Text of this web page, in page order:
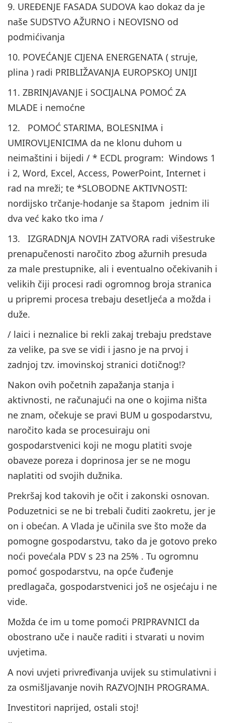
9. UREĐENJE FASADA SUDOVA kao dokaz da je
naše SUDSTVO AŽURNO i NEOVISNO od
podmićivanja
10. POVEĆANJE CIJENA ENERGENATA ( struje,
plina ) radi PRIBLIŽAVANJA EUROPSKOJ UNIJI
11. ZBRINJAVANJE i SOCIJALNA POMOĆ ZA
MLADE i nemoćne
12. POMOĆ STARIMA, BOLESNIMA i
UMIROVLJENICIMA da ne klonu duhom u
neimaštini i bijedi / * ECDL program: Windows 1
i 2, Word, Excel, Access, PowerPoint, Internet i
rad na mreži; te *SLOBODNE AKTIVNOSTI:
nordijsko trčanje-hodanje sa štapom jednim ili
dva već kako tko ima /
13. IZGRADNJA NOVIH ZATVORA radi višestruke
prenapučenosti naročito zbog ažurnih presuda
za male prestupnike, ali i eventualno očekivanih i
velikih čiji procesi radi ogromnog broja stranica
u pripremi procesa trebaju desetljeća a možda i
duže.
/ laici i neznalice bi rekli zakaj trebaju predstave
za velike, pa sve se vidi i jasno je na prvoj i
zadnjoj tzv. imovinskoj stranici dotičnog!?
Nakon ovih početnih zapažanja stanja i
aktivnosti, ne računajući na one o kojima ništa
ne znam, očekuje se pravi BUM u gospodarstvu,
naročito kada se procesuiraju oni
gospodarstvenici koji ne mogu platiti svoje
obaveze poreza i doprinosa jer se ne mogu
naplatiti od svojih dužnika.
Prekršaj kod takovih je očit i zakonski osnovan.
Poduzetnici se ne bi trebali čuditi zaokretu, jer je
on i obećan. A Vlada je učinila sve što može da
pomogne gospodarstvu, tako da je gotovo preko
noći povećala PDV s 23 na 25% . Tu ogromnu
pomoć gospodarstvu, na opće čuđenje
predlagača, gospodarstvenici još ne osjećaju i ne
vide.
Možda će im u tome pomoći PRIPRAVNICI da
obostrano uče i nauče raditi i stvarati u novim
uvjetima.
A novi uvjeti privređivanja uvijek su stimulativni i
za osmišljavanje novih RAZVOJNIH PROGRAMA.
Investitori naprijed, ostali stoj!